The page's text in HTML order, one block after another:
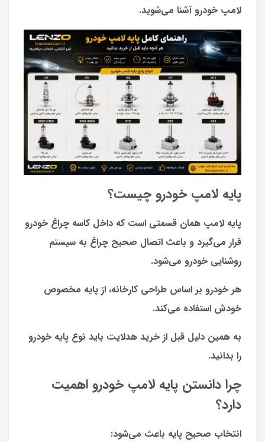
لامپ خودرو آشنا می‌شوید.
پایه لامپ خودرو چیست؟
پایه لامپ همان قسمتی است که داخل کاسه چراغ خودرو
قرار می‌گیرد و باعث اتصال صحیح چراغ به سیستم
روشنایی خودرو می‌شود.
هر خودرو بر اساس طراحی کارخانه، از پایه مخصوص
خودش استفاده می‌کند.
به همین دلیل قبل از خرید هدلایت باید نوع پایه خودرو
را بدانید.
چرا دانستن پایه لامپ خودرو اهمیت
دارد؟
انتخاب صحیح پایه باعث می‌شود: